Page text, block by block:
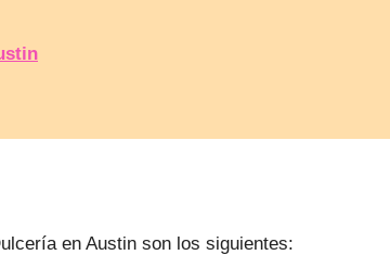
en Austin son los siguientes: